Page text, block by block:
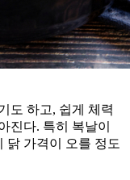
도 하고, 쉽게 체력
진다. 특히 복날이
닭 가격이 오를 정도